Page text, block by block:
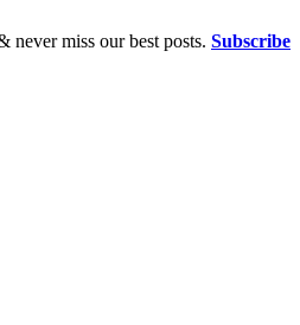
never miss our best posts. Subscribe